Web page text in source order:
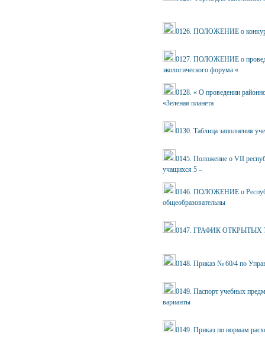
0126. ПОЛОЖЕНИЕ о
0127. ПОЛОЖЕНИЕ о
экологического форума «
0128. « О проведении
«Зеленая планета
0130. Таблица заполнения
0145. Положение о VII
учащихся 5 –
0146. ПОЛОЖЕНИЕ о
общеобразовательны
0147. ГРАФИК ОТКРЫТЫХ
0148. Приказ № 60/4 по
0149. Паспорт учебных
варианты
0149. Приказ по нормам